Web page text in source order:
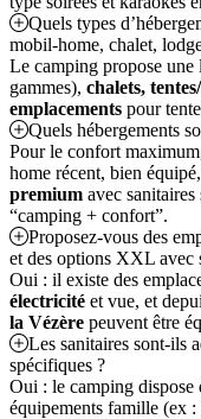
Quels types
mobil-home, chalet,
Le camping propose une
gammes), chalets,
emplacements pour
Quels hébergements
Pour le confort
home récent, bien
premium avec sanitaires
“camping + confort”.
Proposez-vous des
et des options XXL avec
Oui : il existe des
électricité et vue, et
la Vézère peuvent être
Les sanitaires sont-ils
spécifiques ?
Oui : le camping dispose
équipements famille (ex